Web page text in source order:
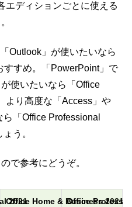
エディションごとに使える
Outlook」が使いたいなら
すすめ。「PowerPoint」で
使いたいなら「Office
より高度な「Access」や
「Office Professional
う。
で参考にどうぞ。
2021
Office Home & Business 2021
Office